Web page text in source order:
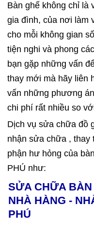
Bàn ghế không chỉ là
gia đình, của nơi làm
cho mỗi không gian
tiện nghi và phong
bạn gặp những vấn
thay mới mà hãy liên
vấn những phương
chi phí rất nhiều so
Dịch vụ sửa chữa đồ
nhận sửa chữa , thay
phận hư hỏng của
PHÚ như:
SỬA CHỮA
NHÀ HÀNG -
PHÚ